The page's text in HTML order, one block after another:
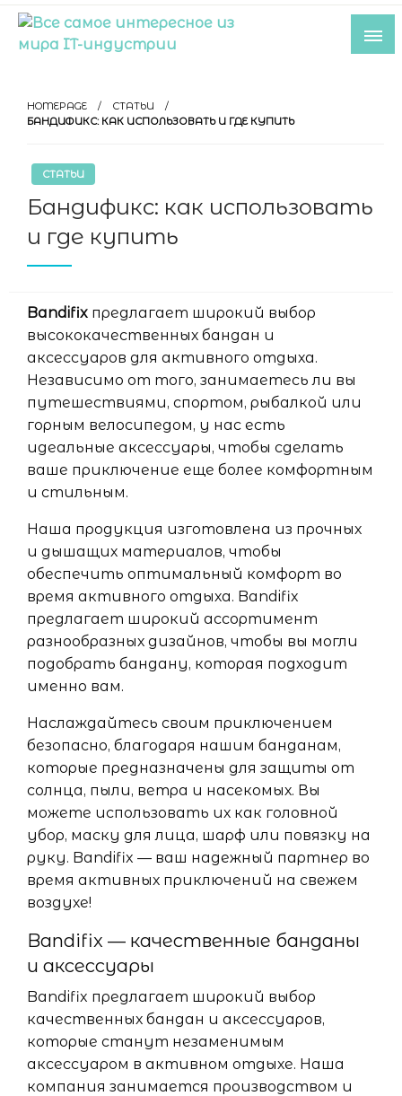
Skip
content
индустрии
HOMEPAGE
СТАТЬИ
БАНДИФИКС: КАК ИСПОЛЬЗОВАТЬ И ГДЕ КУПИТЬ
СТАТЬИ
Бандификс: как использовать
и где купить
Bandifix предлагает широкий выбор
высококачественных бандан и
аксессуаров для активного отдыха.
Независимо от того, занимаетесь ли вы
путешествиями, спортом, рыбалкой или
горным велосипедом, у нас есть
идеальные аксессуары, чтобы сделать
ваше приключение еще более комфортным
и стильным.
Наша продукция изготовлена из прочных
и дышащих материалов, чтобы
обеспечить оптимальный комфорт во
время активного отдыха. Bandifix
предлагает широкий ассортимент
разнообразных дизайнов, чтобы вы могли
подобрать бандану, которая подходит
именно вам.
Наслаждайтесь своим приключением
безопасно, благодаря нашим банданам,
которые предназначены для защиты от
солнца, пыли, ветра и насекомых. Вы
можете использовать их как головной
убор, маску для лица, шарф или повязку на
руку. Bandifix — ваш надежный партнер во
время активных приключений на свежем
воздухе!
Bandifix — качественные банданы
и аксессуары
Bandifix предлагает широкий выбор
качественных бандан и аксессуаров,
которые станут незаменимым
аксессуаром в активном отдыхе. Наша
компания занимается производством и